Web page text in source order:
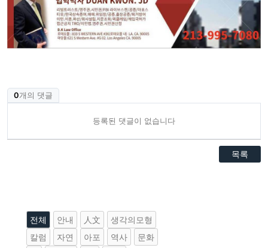
0개의 댓글
등록된 댓글이 없습니다
목록
전체 안내 人文
생각의모형
칼럼
자연 아포 역사
문화